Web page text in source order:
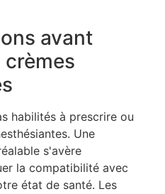
avant
habilités à prescrire ou
Une
s'avère
la compatibilité avec
état de santé. Les